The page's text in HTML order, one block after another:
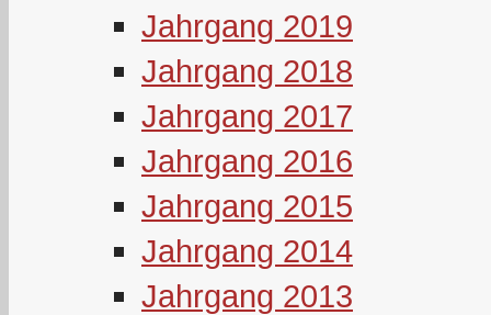
Jahrgang 2019
Jahrgang 2018
Jahrgang 2017
Jahrgang 2016
Jahrgang 2015
Jahrgang 2014
Jahrgang 2013